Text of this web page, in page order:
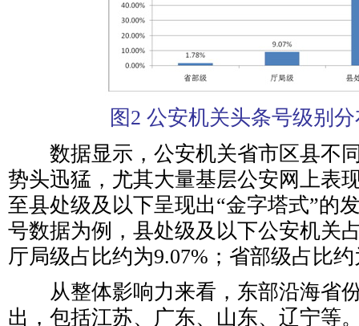
图2 公安机关头条号级别
数据显示，公安机关省市区县不
势头迅猛，尤其大量基层公安网上表
至县处级及以下呈现出“金字塔式”的
号数据为例，县处级及以下公安机关
厅局级占比约为9.07%；省部级占比约
从整体影响力来看，东部沿海省
出，包括江苏、广东、山东、辽宁等